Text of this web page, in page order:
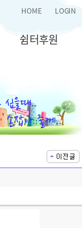
HOME LOGIN
쉼터후원